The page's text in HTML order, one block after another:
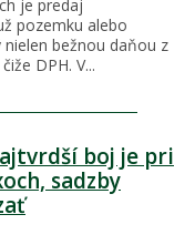
je predaj
pozemku alebo
bežnou daňou z
DPH. V...
boj je pri
sadzby